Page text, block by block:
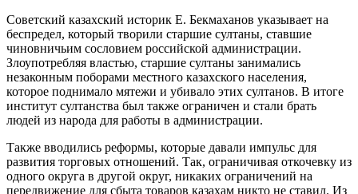
Советский казахский историк Е. Бекмаханов указывает на
беспредел, который творили старшие султаны, ставшие
чиновничьим сословием российской администрации.
Злоупотребляя властью, старшие султаны занимались
незаконным поборами местного казахского населения,
которое поднимало мятежи и убивало этих султанов. В итоге
институт султанства был также ограничен и стали брать
людей из народа для работы в администрации.
Также вводились реформы, которые давали импульс для
развития торговых отношений. Так, ограничивая откочевку из
одного округа в другой округ, никаких ограничений на
передвижение для сбыта товаров казахам никто не ставил. Из